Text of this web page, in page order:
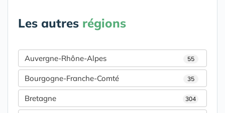
Les autres régions
Auvergne-Rhône-Alpes 55
Bourgogne-Franche-Comté 35
Bretagne 304